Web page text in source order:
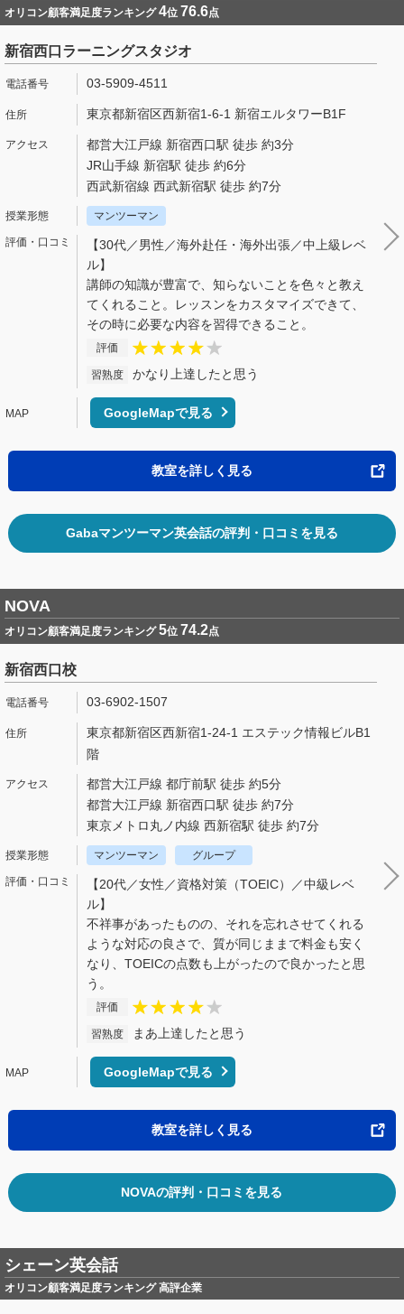
オリコン顧客満足度ランキング4位 76.6点
新宿西口ラーニングスタジオ
03-5909-4511
東京都新宿区西新宿1-6-1 新宿エルタワーB1F
都営大江戸線 新宿西口駅 徒歩 約3分
JR山手線 新宿駅 徒歩 約6分
西武新宿線 西武新宿駅 徒歩 約7分
マンツーマン
【30代／男性／海外赴任・海外出張／中上級レベ
ル】
講師の知識が豊富で、知らないことを色々と教え
てくれること。レッスンをカスタマイズできて、
その時に必要な内容を習得できること。
評価
習熟度 かなり上達したと思う
GoogleMapで見る
教室を詳しく見る
Gabaマンツーマン英会話の評判・口コミを見る
NOVA
オリコン顧客満足度ランキング5位 74.2点
新宿西口校
03-6902-1507
東京都新宿区西新宿1-24-1 エステック情報ビルB1
階
都営大江戸線 都庁前駅 徒歩 約5分
都営大江戸線 新宿西口駅 徒歩 約7分
東京メトロ丸ノ内線 西新宿駅 徒歩 約7分
マンツーマン グループ
【20代／女性／資格対策（TOEIC）／中級レベ
ル】
不祥事があったものの、それを忘れさせてくれる
ような対応の良さで、質が同じままで料金も安く
なり、TOEICの点数も上がったので良かったと思
う。
評価
習熟度 まあ上達したと思う
GoogleMapで見る
教室を詳しく見る
NOVAの評判・口コミを見る
シェーン英会話
オリコン顧客満足度ランキング 高評企業